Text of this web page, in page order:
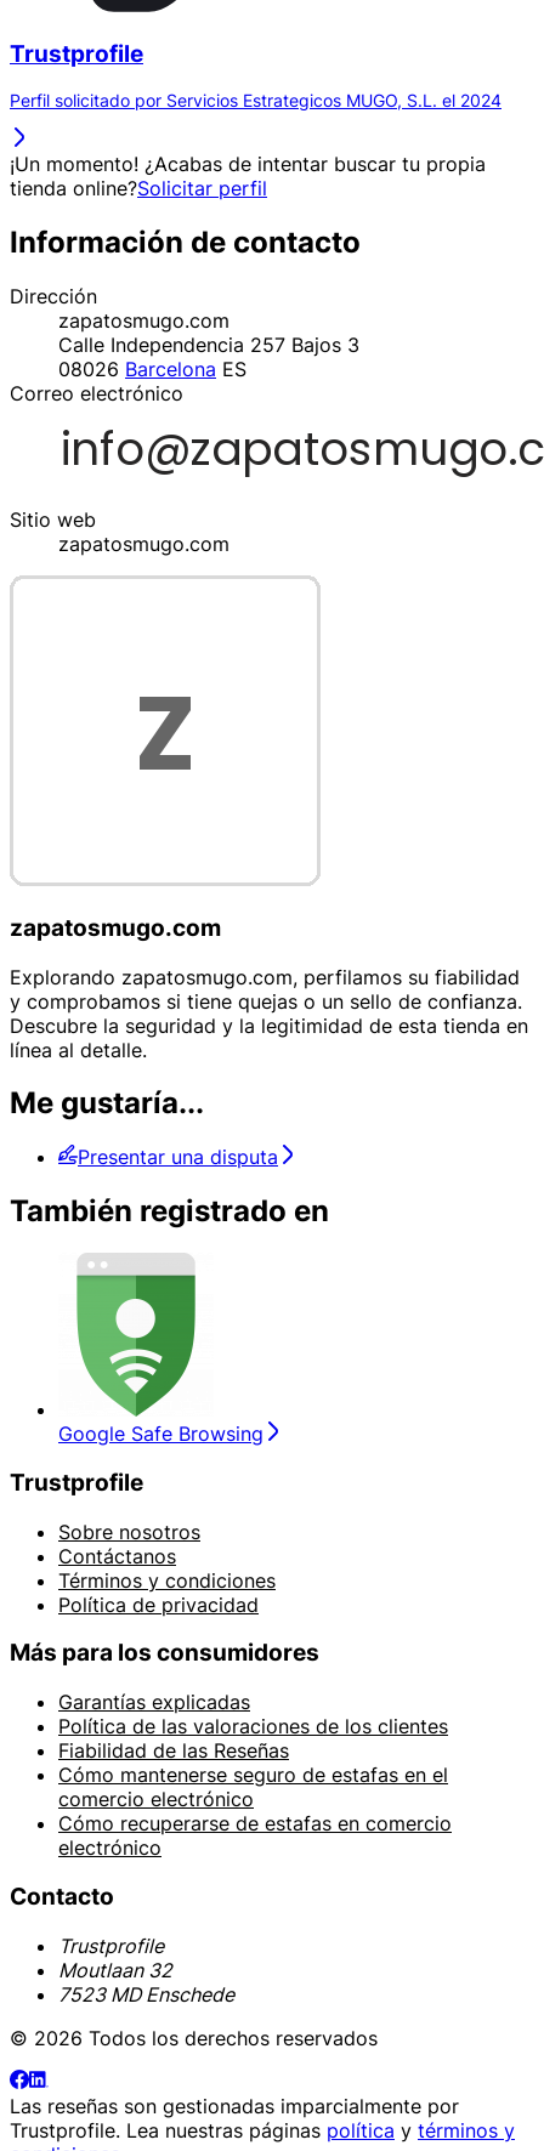
Trustprofile
Perfil solicitado por Servicios Estrategicos MUGO, S.L. el 2024
¡Un momento! ¿Acabas de intentar buscar tu propia
tienda online?Solicitar perfil
Información de contacto
Dirección
zapatosmugo.com
Calle Independencia 257 Bajos 3
08026 Barcelona ES
Correo electrónico
Sitio web
zapatosmugo.com
zapatosmugo.com
Explorando zapatosmugo.com, perfilamos su fiabilidad
y comprobamos si tiene quejas o un sello de confianza.
Descubre la seguridad y la legitimidad de esta tienda en
línea al detalle.
Me gustaría...
Presentar una disputa
También registrado en
Google Safe Browsing
Trustprofile
Sobre nosotros
Contáctanos
Términos y condiciones
Política de privacidad
Más para los consumidores
Garantías explicadas
Política de las valoraciones de los clientes
Fiabilidad de las Reseñas
Cómo mantenerse seguro de estafas en el
comercio electrónico
Cómo recuperarse de estafas en comercio
electrónico
Contacto
Trustprofile
Moutlaan 32
7523 MD Enschede
© 2026 Todos los derechos reservados
Las reseñas son gestionadas imparcialmente por
Trustprofile. Lea nuestras páginas política y términos y